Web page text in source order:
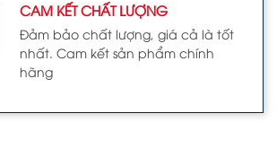
CAM KẾT CHẤT LƯỢNG
Đảm bảo chất lượng, giá cả là tốt
nhất. Cam kết sản phẩm chính
hãng